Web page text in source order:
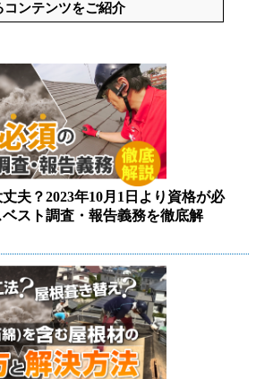
ンテンツをご紹介
夫？2023年10月1日より資格が必
スト調査・報告義務を徹底解